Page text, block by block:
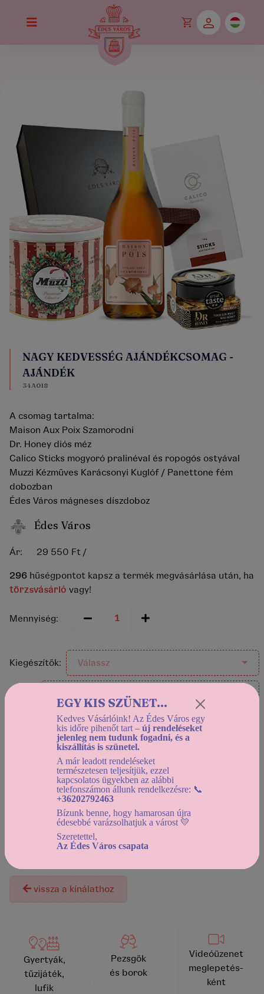
NAGY KEDVESSÉG AJÁNDÉKCSOMAG -
AJÁNDÉK
34A018
A csomag tartalma:
Maison Aux Poix Szamorodni
Dr. Honey diós méz
Calico Sticks mogyoró pralinéval és ropogós ostyával
Muzzi Kézműves Karácsonyi Kuglóf / Panettone fém
dobozban
Édes Város mágneses díszdoboz
Édes Város
Ár: 29 550 Ft /
296 hűségpontot kapsz a termék megvásárlása után, ha
törzsvásárló vagy!
Mennyiség:
Kiegészítők: Válassz
Helyszíni átvétel:
Holnapután (2026-08-10) 12:30-tól
Házhozszállítás:
Holnapután (2026-08-10) 12:30-tól
Használd adátumszűrőt
megtekintéséhez!
A termék jelenleg nem rendelhető!
vissza a kínálathoz
Gyertyák,
tűzijáték,
lufik
Pezsgők
és borok
Videóüzenet
meglepetés-
ként
EGY KIS SZÜNET...
Kedves Vásárlóink! Az Édes Város egy
kis időre pihenőt tart – új rendeléseket
jelenleg nem tudunk fogadni, és a
kiszállítás is szünetel.
A már leadott rendeléseket
természetesen teljesítjük, ezzel
kapcsolatos ügyekben az alábbi
telefonszámon állunk rendelkezésre: 📞
+36202792463
Bízunk benne, hogy hamarosan újra
édesebbé varázsolhatjuk a várost 💛
Szeretettel,
Az Édes Város csapata